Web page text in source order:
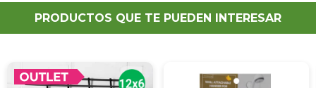
PRODUCTOS QUE TE PUEDEN INTERESAR